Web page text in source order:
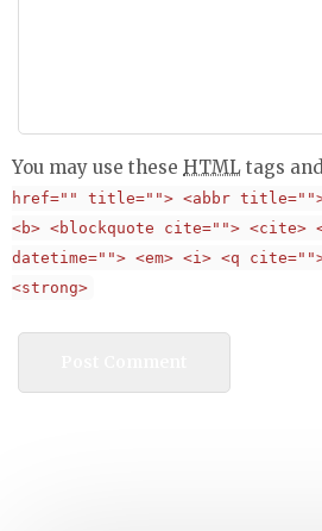
You may use these HTML tags
href="" title=""> <abbr
<b> <blockquote cite=""> <cite>
datetime=""> <em> <i> <q
<strong>